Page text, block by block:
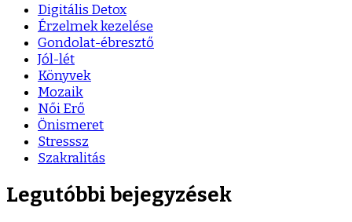
Digitális Detox
Érzelmek kezelése
Gondolat-ébresztő
Jól-lét
Könyvek
Mozaik
Női Erő
Önismeret
Stresssz
Szakralitás
Legutóbbi bejegyzések